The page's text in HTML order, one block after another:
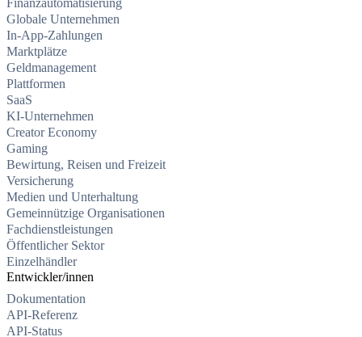
Finanzautomatisierung
Globale Unternehmen
In-App-Zahlungen
Marktplätze
Geldmanagement
Plattformen
SaaS
KI-Unternehmen
Creator Economy
Gaming
Bewirtung, Reisen und Freizeit
Versicherung
Medien und Unterhaltung
Gemeinnützige Organisationen
Fachdienstleistungen
Öffentlicher Sektor
Einzelhändler
Entwickler/innen
Dokumentation
API-Referenz
API-Status